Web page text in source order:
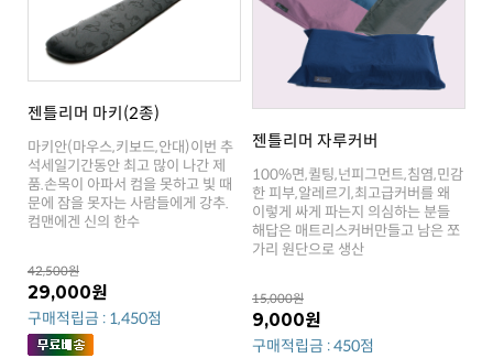
젠틀리머 마키(2종)
컴맨에겐 신의 한수
42,500원
29,000원
구매적립금 : 1,450점
젠틀리머 자루커버
가리 원단으로 생산
15,000원
9,000원
구매적립금 : 450점